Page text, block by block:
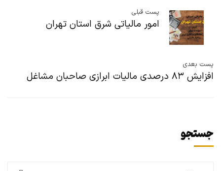
پست قبلی
امور مالیاتی شرق استان تهران
پست بعدی
افزایش ۸۳ درصدی مالیات ابرازی صاحبان مشاغل
جستجو